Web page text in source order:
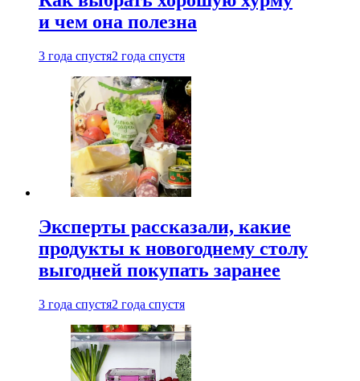
и чем она полезна
3 года спустя2 года спустя
Эксперты рассказали, какие
продукты к новогоднему столу
выгодней покупать заранее
3 года спустя2 года спустя